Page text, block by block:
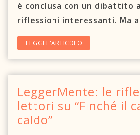
Contattaci
è conclusa con un dibattito
riflessioni interessanti. Ma
LEGGI L'ARTICOLO
LeggerMente: le
lettori su “Finché il
caldo”